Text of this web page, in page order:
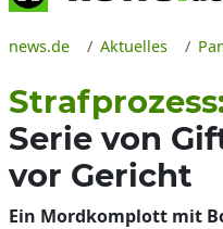
news.de Aktuelles
Serie von
vor Gericht
Ein Mordkomplott mit